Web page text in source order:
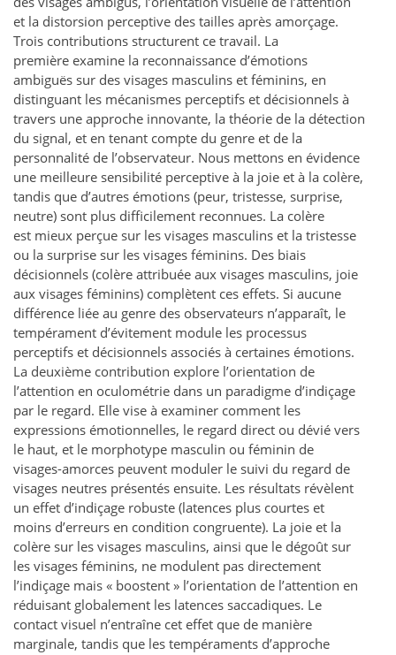
et la distorsion perceptive des tailles après amorçage.
Trois contributions structurent ce travail. La
première examine la reconnaissance d’émotions
ambiguës sur des visages masculins et féminins, en
distinguant les mécanismes perceptifs et décisionnels à
travers une approche innovante, la théorie de la détection
du signal, et en tenant compte du genre et de la
personnalité de l’observateur. Nous mettons en évidence
une meilleure sensibilité perceptive à la joie et à la colère,
tandis que d’autres émotions (peur, tristesse, surprise,
neutre) sont plus difficilement reconnues. La colère
est mieux perçue sur les visages masculins et la tristesse
ou la surprise sur les visages féminins. Des biais
décisionnels (colère attribuée aux visages masculins, joie
aux visages féminins) complètent ces effets. Si aucune
différence liée au genre des observateurs n’apparaît, le
tempérament d’évitement module les processus
perceptifs et décisionnels associés à certaines émotions.
La deuxième contribution explore l’orientation de
l’attention en oculométrie dans un paradigme d’indiçage
par le regard. Elle vise à examiner comment les
expressions émotionnelles, le regard direct ou dévié vers
le haut, et le morphotype masculin ou féminin de
visages-amorces peuvent moduler le suivi du regard de
visages neutres présentés ensuite. Les résultats révèlent
un effet d’indiçage robuste (latences plus courtes et
moins d’erreurs en condition congruente). La joie et la
colère sur les visages masculins, ainsi que le dégoût sur
les visages féminins, ne modulent pas directement
l’indiçage mais « boostent » l’orientation de l’attention en
réduisant globalement les latences saccadiques. Le
contact visuel n’entraîne cet effet que de manière
marginale, tandis que les tempéraments d’approche